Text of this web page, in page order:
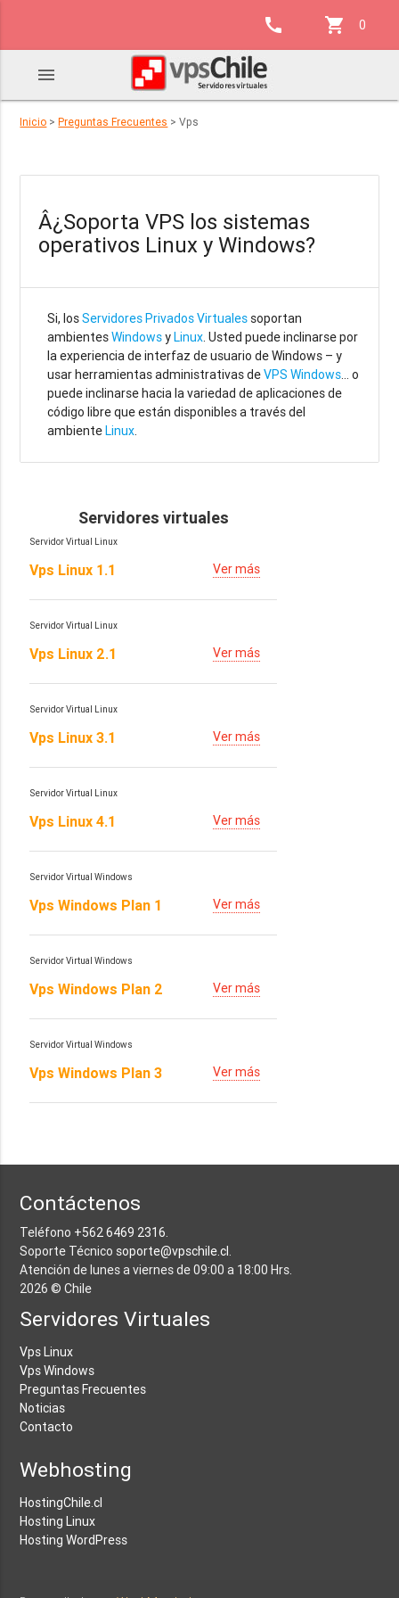
call shopping_cart 0
menu
Inicio >Preguntas Frecuentes > Vps
Â¿Soporta VPS los sistemas
operativos Linux y Windows?
Si, losServidores Privados Virtuales soportan
ambientesWindowsyLinux. Usted puede inclinarse por
la experiencia de interfaz de usuario de Windows – y
usar herramientas administrativas deVPS Windows… o
puede inclinarse hacia la variedad de aplicaciones de
código libre que están disponibles a través del
ambienteLinux.
Servidores virtuales
Servidor Virtual Linux
Vps Linux 1.1 Ver más
Servidor Virtual Linux
Vps Linux 2.1 Ver más
Servidor Virtual Linux
Vps Linux 3.1 Ver más
Servidor Virtual Linux
Vps Linux 4.1 Ver más
Servidor Virtual Windows
Vps Windows Plan 1 Ver más
Servidor Virtual Windows
Vps Windows Plan 2 Ver más
Servidor Virtual Windows
Vps Windows Plan 3 Ver más
Contáctenos
Teléfono +562 6469 2316
Soporte Técnico soporte@vpschile.cl
Atención de lunes a viernes de 09:00 a 18:00 Hrs.
2026 © Chile
Servidores Virtuales
Vps Linux
Vps Windows
Preguntas Frecuentes
Noticias
Contacto
Webhosting
HostingChile.cl
Hosting Linux
Hosting WordPress